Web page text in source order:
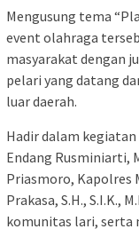
Mengusung tema
event olahraga
masyarakat dengan
pelari yang datang
luar daerah.
Hadir dalam
Endang Rusminiarti,
Priasmoro, Kapolres
Prakasa, S.H., S.I.K.,
komunitas lari, serta